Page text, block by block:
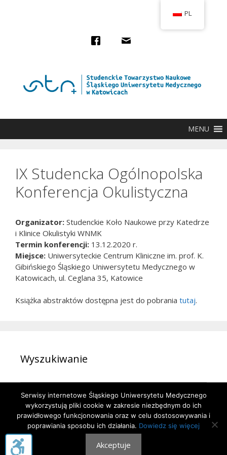
MENU
IX Studencka Ogólnopolska
Konferencja Okulistyczna
Organizator: Studenckie Koło Naukowe przy Katedrze
i Klinice Okulistyki WNMK
Termin konferencji: 13.12.2020 r.
Miejsce: Uniwersyteckie Centrum Kliniczne im. prof. K.
Gibińskiego Śląskiego Uniwersytetu Medycznego w
Katowicach, ul. Ceglana 35, Katowice
Książka abstraktów dostępna jest do pobrania tutaj.
Wyszukiwanie
• Zbudowany z
PL
Serwisy internetowe Śląskiego Uniwersytetu Medycznego
wykorzystują pliki cookie w zakresie niezbędnym do ich
prawidłowego funkcjonowania oraz w celu dostosowywania i
poprawiania sposobu ich działania. Dowiedz się więcej
Akceptuje